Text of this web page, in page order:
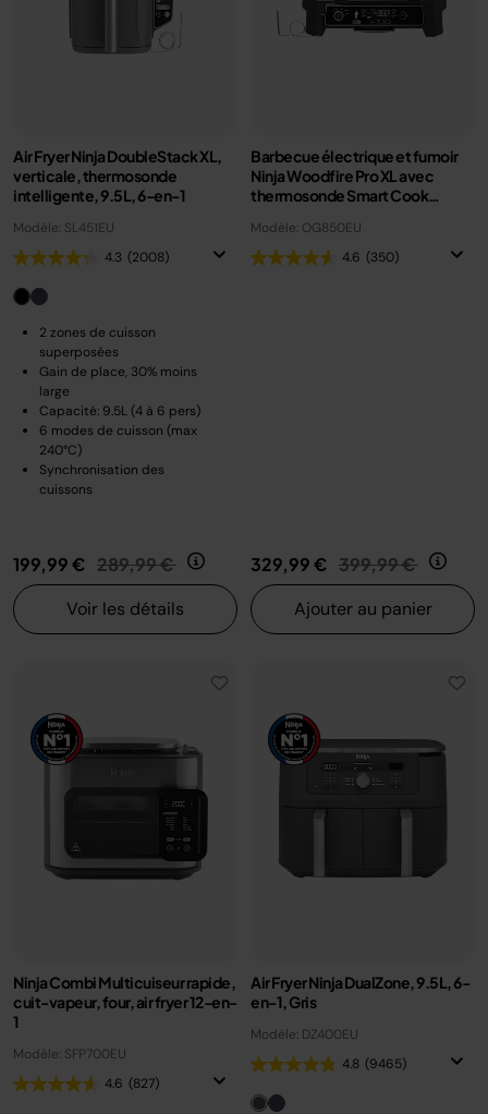
Air Fryer Ninja DoubleStack XL,
verticale, thermosonde
intelligente, 9.5L, 6-en-1
Modèle: SL451EU
4.3 (2008)
2 zones de cuisson
superposées
Gain de place, 30% moins
large
Capacité: 9.5L (4 à 6 pers)
6 modes de cuisson (max
240°C)
Synchronisation des
cuissons
199,99 € Prix réduit de
289,99 € au
Voir les détails
Barbecue électrique et fumoir
Ninja Woodfire Pro XL avec
thermosonde Smart Cook
Modèle: OG850EU
4.6 (350)
329,99 € Prix réduit de
399,99 € au
Ajouter au panier
Ninja Combi Multicuiseur rapide,
cuit-vapeur, four, air fryer 12-en-
1
Modèle: SFP700EU
4.6 (827)
Air Fryer Ninja DualZone, 9.5L, 6-
en-1, Gris
Modèle: DZ400EU
4.8 (9465)